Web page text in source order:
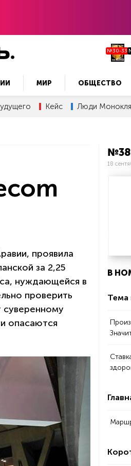
№30-33
МИР ОБЩЕСТВО
Кейс Люди Монокля
проявила
за 2,25
нуждающейся в
проверить
суверенному
опасаются
№38
18
В
Тема